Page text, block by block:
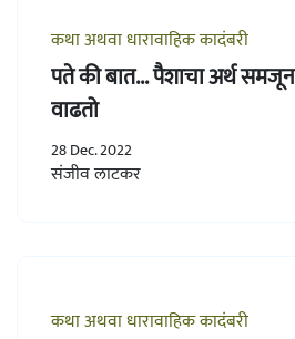
कथा अथवा धारावाहिक कादंबरी
पते की बात... पैशाचा अर्थ
वाढतो
28 Dec. 2022
संजीव लाटकर
कथा अथवा धारावाहिक कादंबरी